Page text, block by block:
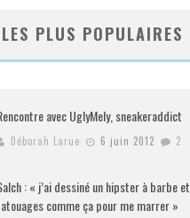
PLUS POPULAIRES
avec UglyMely, sneakeraddict
Déborah Larue 6 juin 2012 2
: « j’ai dessiné un hipster à barbe et
comme ça pour me marrer »